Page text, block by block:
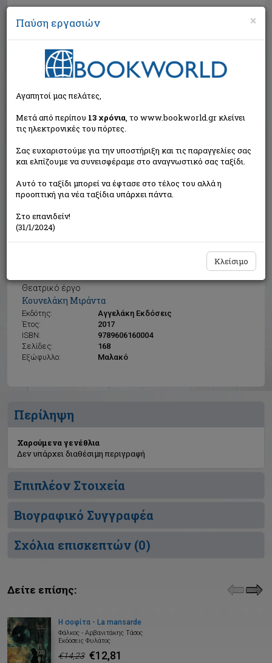
Αναζήτηση
Θεατρικό έργο
Κουνελάκη Μιράντα
Εκδότης:
Αγγελάκη Εκδόσεις
Έτος:
2017
ISBN:
9789606160004
Σελίδες:
168
Εξώφυλλο:
Μαλακό
Η τιμή μας:€10,80
Δεν υπάρχει δυνατότητα παραγγελίας
Περίληψη
Χαρούμενα γενέθλια
Δεν υπάρχει διαθέσιμη περιγραφή
Επιπλέον Στοιχεία
Βιογραφικό Συγγραφέα
Σχόλια επισκεπτών (0)
Δείτε επίσης:
Η σοφίτα - La mansarde
Φάλκος - Αρβανιτάκης Τάσος
Εκδόσεις Φυλάτος
€14,23 €12,81
×
Παύση εργασιών
Αγαπητοί μας πελάτες,
Μετά από περίπου 13 χρόνια, το www.bookworld.gr κλείνει
τις ηλεκτρονικές του πόρτες.
Σας ευχαριστούμε για την υποστήριξη και τις παραγγελίες σας
και ελπίζουμε να συνεισφέραμε στο αναγνωστικό σας ταξίδι.
Αυτό το ταξίδι μπορεί να έφτασε στο τέλος του αλλά η
προοπτική για νέα ταξίδια υπάρχει πάντα.
Στο επανιδείν!
(31/1/2024)
Κλείσιμο